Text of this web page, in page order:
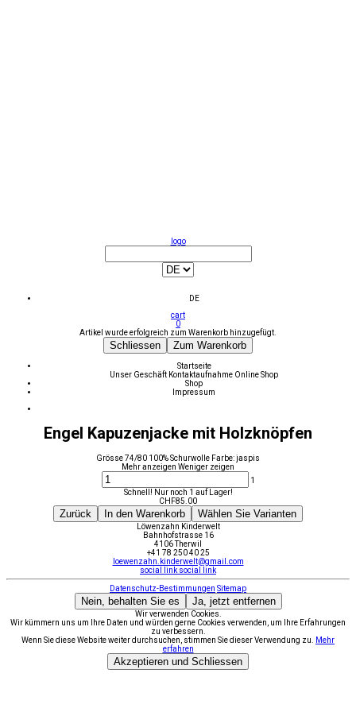
logo
DE
cart
0
Artikel wurde erfolgreich zum Warenkorb hinzugefügt.
Schliessen Zum Warenkorb
Startseite
Unser Geschäft Kontaktaufnahme Online Shop
Shop
Impressum
Engel Kapuzenjacke mit Holzknöpfen
Grösse 74/80 100% Schurwolle Farbe: jaspis
Mehr anzeigen Weniger zeigen
1
Schnell! Nur noch 1 auf Lager!
CHF85.00
Zurück In den Warenkorb Wählen Sie Varianten
Löwenzahn Kinderwelt
Bahnhofstrasse 16
4106 Therwil
+41 78 250 40 25
loewenzahn.kinderwelt@gmail.com
social link social link
Datenschutz-Bestimmungen Sitemap
Nein, behalten Sie es Ja, jetzt entfernen
Wir verwenden Cookies.
Wir kümmern uns um Ihre Daten und würden gerne Cookies verwenden, um Ihre Erfahrungen
zu verbessern.
Wenn Sie diese Website weiter durchsuchen, stimmen Sie dieser Verwendung zu.
Mehr
erfahren
Akzeptieren und Schliessen